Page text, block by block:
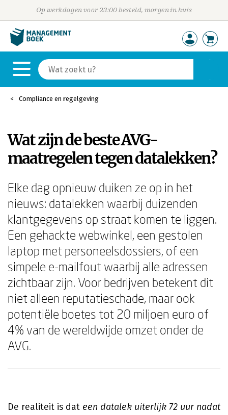
Op werkdagen voor 23:00 besteld, morgen in huis
Compliance en regelgeving
Wat zijn de beste AVG-
maatregelen tegen datalekken?
Elke dag opnieuw duiken ze op in het
nieuws: datalekken waarbij duizenden
klantgegevens op straat komen te liggen.
Een gehackte webwinkel, een gestolen
laptop met personeelsdossiers, of een
simpele e-mailfout waarbij alle adressen
zichtbaar zijn. Voor bedrijven betekent dit
niet alleen reputatieschade, maar ook
potentiële boetes tot 20 miljoen euro of
4% van de wereldwijde omzet onder de
AVG.
De realiteit is dat een datalek uiterlijk 72 uur nadat